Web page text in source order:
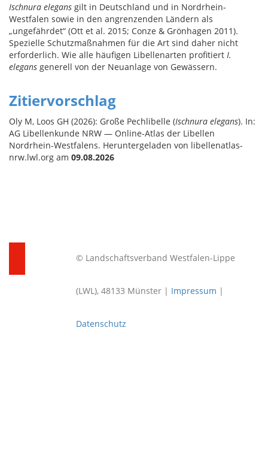
Ischnura elegans gilt in Deutschland und in Nordrhein-
Westfalen sowie in den angrenzenden Ländern als
„ungefährdet“ (Ott et al. 2015; Conze & Grönhagen 2011).
Spezielle Schutzmaßnahmen für die Art sind daher nicht
erforderlich. Wie alle häufigen Libellenarten profitiert I.
elegans generell von der Neuanlage von Gewässern.
Zitiervorschlag
Oly M, Loos GH (2026): Große Pechlibelle (Ischnura elegans). In:
AG Libellenkunde NRW — Online-Atlas der Libellen
Nordrhein-Westfalens. Heruntergeladen von libellenatlas-
nrw.lwl.org am 09.08.2026
© Landschaftsverband Westfalen-Lippe
(LWL), 48133 Münster | Impressum |
Datenschutz